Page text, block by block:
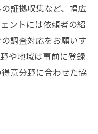
証拠収集など、幅広
ントには依頼者の紹
調査対応をお願いす
や地域は事前に登録
意分野に合わせた協